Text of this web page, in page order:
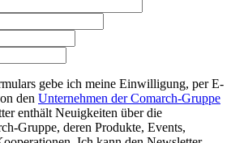
gebe ich meine Einwilligung, per E-
den Unternehmen der Comarch-Gruppe
enthält Neuigkeiten über die
Gruppe, deren Produkte, Events,